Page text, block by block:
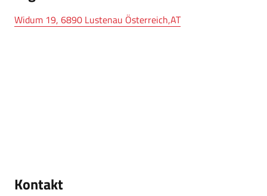
Widum 19, 6890 Lustenau Österreich,AT
Kontakt